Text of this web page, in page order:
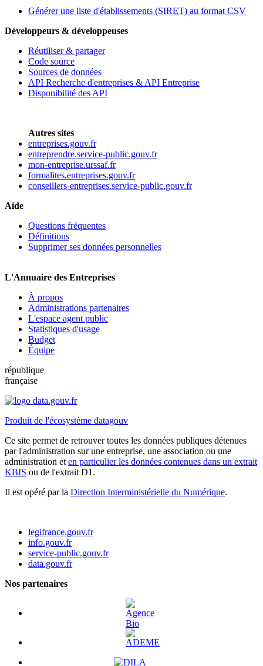
Générer une liste d'établissements (SIRET) au format CSV
Développeurs & développeuses
Réutiliser & partager
Code source
Sources de données
API Recherche d'entreprises & API Entreprise
Disponibilité des API
Autres sites
entreprises.gouv.fr
entreprendre.service-public.gouv.fr
mon-entreprise.urssaf.fr
formalites.entreprises.gouv.fr
conseillers-entreprises.service-public.gouv.fr
Aide
Questions fréquentes
Définitions
Supprimer ses données personnelles
L'Annuaire des Entreprises
À propos
Administrations partenaires
L'espace agent public
Statistiques d'usage
Budget
Équipe
république
française
Produit de l'écosystème datagouv
Ce site permet de retrouver toutes les données publiques détenues
par l'administration sur une entreprise, une association ou une
administration et en particulier les données contenues dans un extrait
KBIS ou de l'extrait D1.
Il est opéré par la Direction Interministérielle du Numérique.
legifrance.gouv.fr
info.gouv.fr
service-public.gouv.fr
data.gouv.fr
Nos partenaires